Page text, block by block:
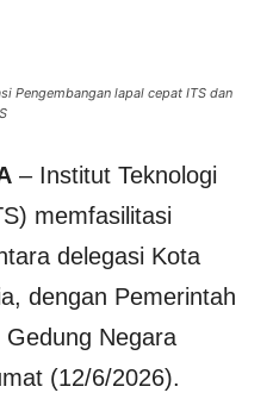
Pengembangan lapal cepat ITS dan
– Institut Teknologi
memfasilitasi
delegasi Kota
dengan Pemerintah
Negara
(12/6/2026).